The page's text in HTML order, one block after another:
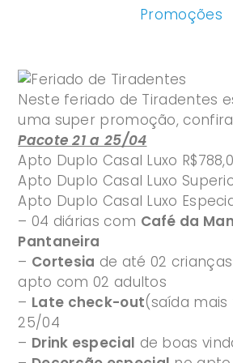
Promoções
Neste feriado de Tiradentes
uma super promoção,
Pacote 21 a 25/04
Apto Duplo Casal Luxo
Apto Duplo Casal Luxo
Apto Duplo Casal Luxo
– 04 diárias com Café da
Pantaneira
– Cortesia de até 02
apto com 02 adultos
– Late check-out(saída
25/04
– Drink especial de boas